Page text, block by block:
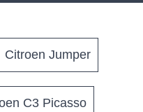
Citroen Jumper
C3 Picasso